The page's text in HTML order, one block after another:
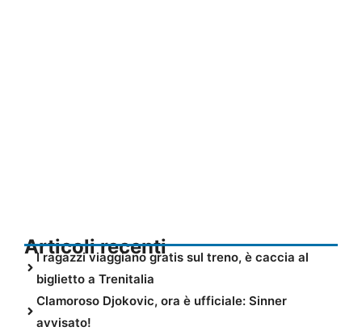
Articoli recenti
I ragazzi viaggiano gratis sul treno, è caccia al
biglietto a Trenitalia
Clamoroso Djokovic, ora è ufficiale: Sinner
avvisato!